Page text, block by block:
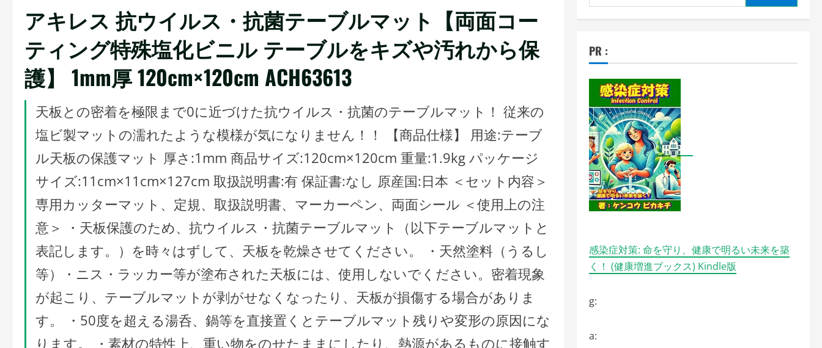
アキレス 抗ウイルス・抗菌テーブルマット【両面コー
ティング特殊塩化ビニル テーブルをキズや汚れから保
護】 1mm厚 120cm×120cm ACH63613
天板との密着を極限まで0に近づけた抗ウイルス・抗菌のテーブルマット！ 従来の
塩ビ製マットの濡れたような模様が気になりません！！ 【商品仕様】 用途:テーブ
ル天板の保護マット 厚さ:1mm 商品サイズ:120cm×120cm 重量:1.9kg パッケージ
サイズ:11cm×11cm×127cm 取扱説明書:有 保証書:なし 原産国:日本 ＜セット内容＞
専用カッターマット、定規、取扱説明書、マーカーペン、両面シール ＜使用上の注
意＞ ・天板保護のため、抗ウイルス・抗菌テーブルマット（以下テーブルマットと
表記します。）を時々はずして、天板を乾燥させてください。 ・天然塗料（うるし
等）・ニス・ラッカー等が塗布された天板には、使用しないでください。密着現象
が起こり、テーブルマットが剥がせなくなったり、天板が損傷する場合がありま
す。 ・50度を超える湯呑、鍋等を直接置くとテーブルマット残りや変形の原因にな
ります。 ・素材の特性上、重い物をのせたままにしたり、熱源があるものに接触す
索:
PR :
感染症対策: 命を守り、健康で明るい未来を築
く！ (健康増進ブックス) Kindle版
g:
a: